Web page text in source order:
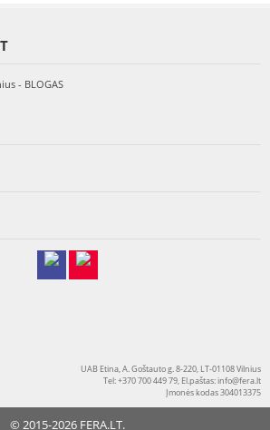
- BLOGAS
UAB Etina, A. Goštauto g. 8-220, LT-01108 Vilnius
Tel: +370 700 449 79, El.paštas:info@fera.lt
Įmonės kodas 304013375
© 2015-2026 FERA.LT.